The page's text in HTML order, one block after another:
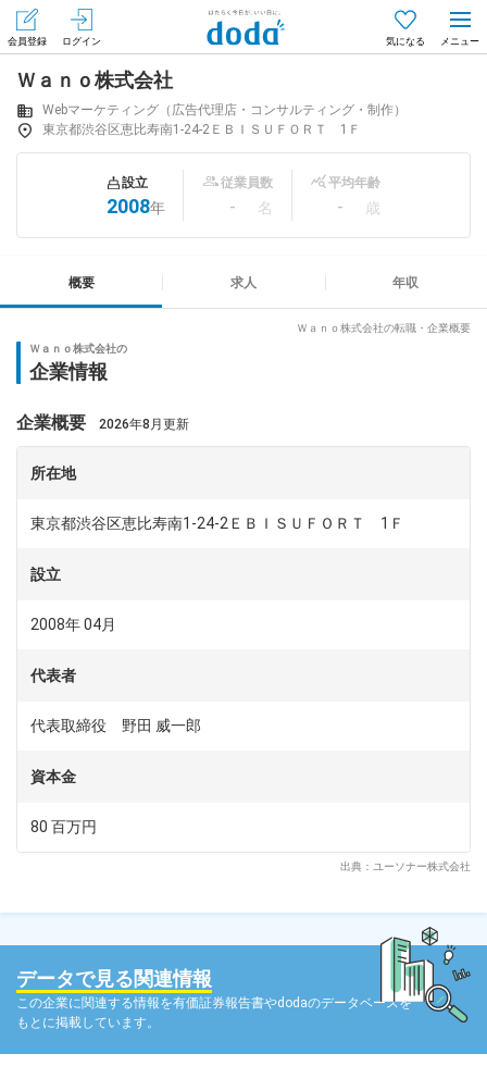
会員登録 ログイン 気になる
会員登録（無料） ログイン
はじめてdodaをご利用される方へ
求人を紹介してもらう
知りたい・聞きたい
専門サイト
dodaチャットサポート
自動案内は24時間365日対応
転職の「モヤモヤ」、一人で悩まず
dodaの使い方は？
Ｗａｎｏ株式会社
Webマーケティング（広告代理店・コンサルティング・制作）
東京都渋谷区恵比寿南1-24-2ＥＢＩＳＵＦＯＲＴ 1Ｆ
設立
2008年
従業員数
- 名
平均年齢
- 歳
概要 求人 年収
Ｗａｎｏ株式会社の転職・企業概要
Ｗａｎｏ株式会社の
企業情報
企業概要 2026年8月更新
所在地
東京都渋谷区恵比寿南1-24-2ＥＢＩＳＵＦＯＲＴ 1Ｆ
設立
2008年 04月
代表者
代表取締役 野田 威一郎
資本金
80 百万円
出典：ユーソナー株式会社
データで見る関連情報
この企業に関連する情報を有価証券報告書やdodaのデータベースを
もとに掲載しています。